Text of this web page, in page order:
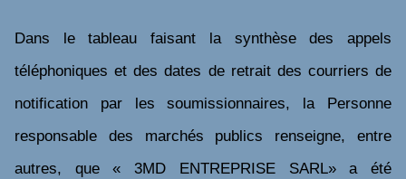
Dans le tableau faisant la synthèse des appels
téléphoniques et des dates de retrait des courriers de
notification par les soumissionnaires, la Personne
responsable des marchés publics renseigne, entre
autres, que« 3MD ENTREPRISE SARL» a été